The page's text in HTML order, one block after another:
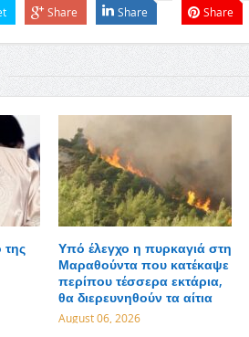
Share Share Share
της
Υπό έλεγχο η πυρκαγιά στη
Μαραθούντα που κατέκαψε
περίπου τέσσερα εκτάρια,
θα διερευνηθούν τα αίτια
August 06, 2026